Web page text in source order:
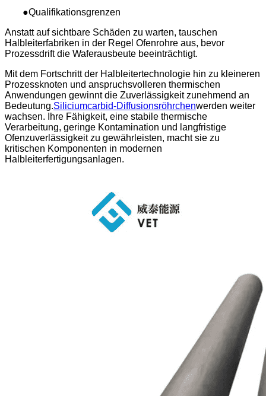
●Qualifikationsgrenzen
Anstatt auf sichtbare Schäden zu warten, tauschen
Halbleiterfabriken in der Regel Ofenrohre aus, bevor
Prozessdrift die Waferausbeute beeinträchtigt.
Mit dem Fortschritt der Halbleitertechnologie hin zu kleineren
Prozessknoten und anspruchsvolleren thermischen
Anwendungen gewinnt die Zuverlässigkeit zunehmend an
Bedeutung.Siliciumcarbid-Diffusionsröhrchenwerden weiter
wachsen. Ihre Fähigkeit, eine stabile thermische
Verarbeitung, geringe Kontamination und langfristige
Ofenzuverlässigkeit zu gewährleisten, macht sie zu
kritischen Komponenten in modernen
Halbleiterfertigungsanlagen.